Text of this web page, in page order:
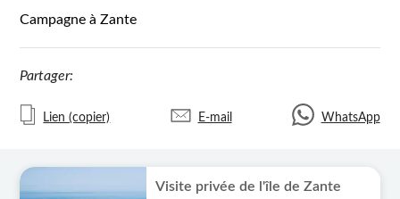
Campagne à Zante
Partager:
Lien (copier) E-mail WhatsApp
Visite privée de l'île de Zante